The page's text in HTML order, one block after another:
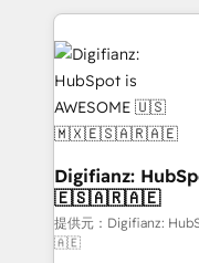
sure you can
HubSpot or create
for you and execute it on
G-Cloud 14 CCS
framework,
HubSpot and
can support public
other ones listed in our
HubSpot implementation - HubSpot
build We can do lots of things. But everything we do
Digifianz:
🇪🇸🇦🇷🇦🇪
提供元：Digifianz:
🇦🇪